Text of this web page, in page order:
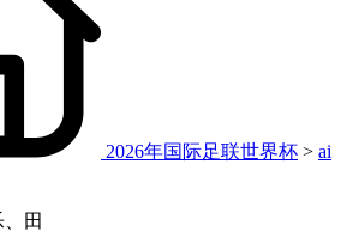
2026年国际足联世界杯 > ai
田